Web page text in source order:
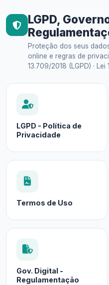
LGPD,
Proteção dos seus
online e regras de
13.709/2018 (LGPD) · Lei
LGPD - Política de
Privacidade
Termos de Uso
Gov. Digital -
Regulamentação